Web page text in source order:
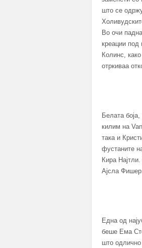
што се
Во очи
креации
Колинс,
отркиваа
Белата
килим на
така и
фустаните
Кира
Ајсла
Една од
беше Ема
што одлично